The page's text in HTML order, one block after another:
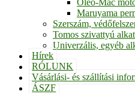
Maruyama
Szerszám,
Tomos szivattyú
Univerzális, egyéb
Hírek
RÓLUNK
Vásárlási- és szállítási
ÁSZF